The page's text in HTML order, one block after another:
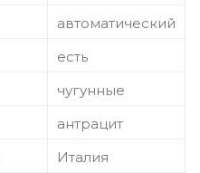
автоматический
есть
чугунные
антрацит
Италия